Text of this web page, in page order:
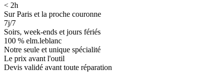
< 2h
Sur Paris et la proche couronne
7j/7
Soirs, week-ends et jours fériés
100 % elm.leblanc
Notre seule et unique spécialité
Le prix avant l'outil
Devis validé avant toute réparation